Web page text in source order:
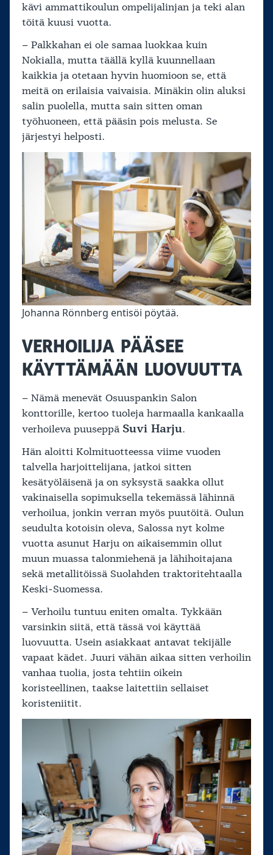
kävi ammattikoulun ompelijalinjan ja teki alan
töitä kuusi vuotta.
– Palkkahan ei ole samaa luokkaa kuin
Nokialla, mutta täällä kyllä kuunnellaan
kaikkia ja otetaan hyvin huomioon se, että
meitä on erilaisia vaivaisia. Minäkin olin aluksi
salin puolella, mutta sain sitten oman
työhuoneen, että pääsin pois melusta. Se
järjestyi helposti.
Johanna Rönnberg entisöi pöytää.
VERHOILIJA PÄÄSEE
KÄYTTÄMÄÄN LUOVUUTTA
– Nämä menevät Osuuspankin Salon
konttorille, kertoo tuoleja harmaalla kankaalla
verhoileva puuseppä Suvi Harju.
Hän aloitti Kolmituotteessa viime vuoden
talvella harjoittelijana, jatkoi sitten
kesätyöläisenä ja on syksystä saakka ollut
vakinaisella sopimuksella tekemässä lähinnä
verhoilua, jonkin verran myös puutöitä. Oulun
seudulta kotoisin oleva, Salossa nyt kolme
vuotta asunut Harju on aikaisemmin ollut
muun muassa talonmiehenä ja lähihoitajana
sekä metallitöissä Suolahden traktoritehtaalla
Keski-Suomessa.
– Verhoilu tuntuu eniten omalta. Tykkään
varsinkin siitä, että tässä voi käyttää
luovuutta. Usein asiakkaat antavat tekijälle
vapaat kädet. Juuri vähän aikaa sitten verhoilin
vanhaa tuolia, josta tehtiin oikein
koristeellinen, taakse laitettiin sellaiset
koristeniitit.